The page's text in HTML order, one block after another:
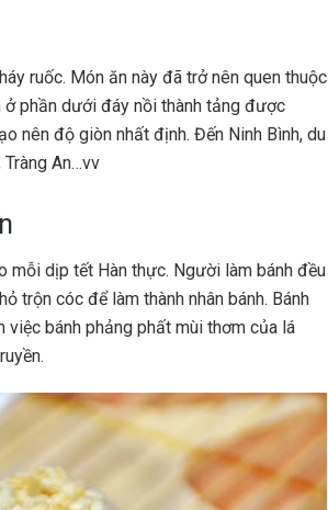
ruốc. Món ăn này đã trở nên quen thuộc
phần dưới đáy nồi thành tảng được
nên độ giòn nhất định. Đến Ninh Bình, du
An…vv
mỗi dịp tết Hàn thực. Người làm bánh đều
trộn cóc để làm thành nhân bánh. Bánh
việc bánh phảng phất mùi thơm của lá